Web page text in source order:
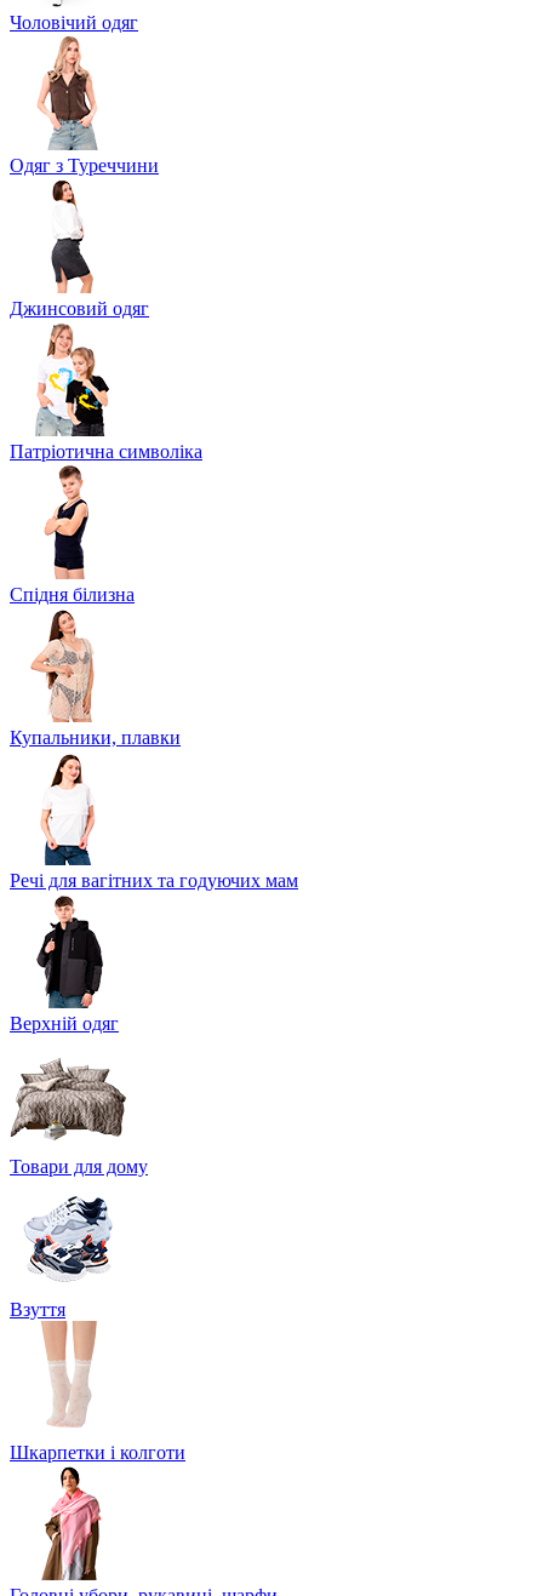
Чоловічий одяг
Одяг з Туреччини
Джинсовий одяг
Патріотична символіка
Спідня білизна
Купальники, плавки
Речі для вагітних та годуючих мам
Верхній одяг
Товари для дому
Взуття
Шкарпетки і колготи